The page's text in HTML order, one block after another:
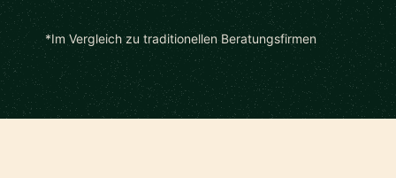
*Im Vergleich zu traditionellen Beratungsfirmen